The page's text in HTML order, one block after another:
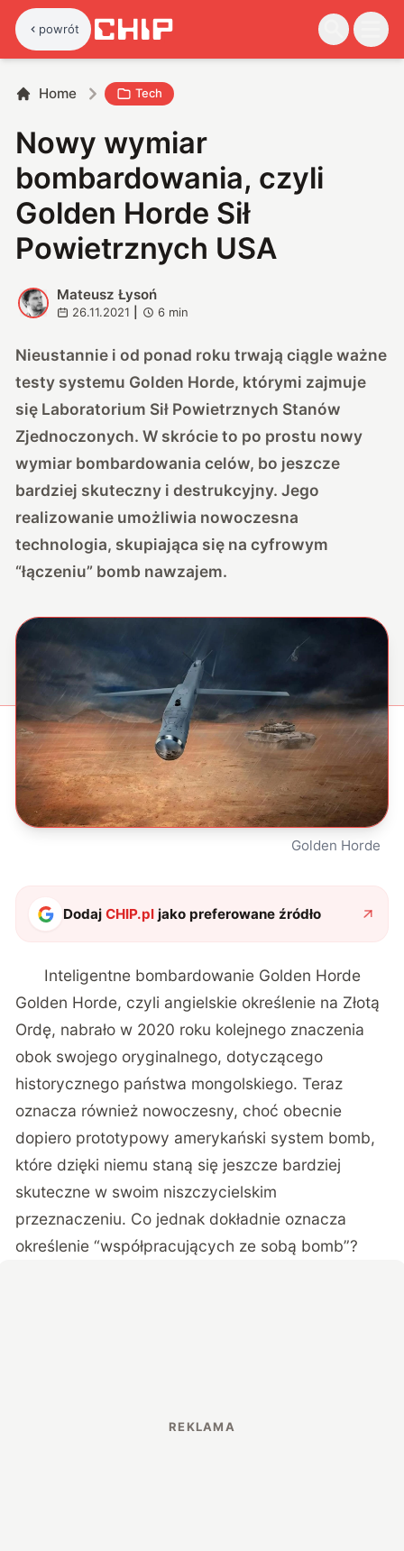
powrót
Home Tech
Nowy wymiar
bombardowania, czyli
Golden Horde Sił
Powietrznych USA
M
Mateusz Łysoń
26.11.2021 6 min
Nieustannie i od ponad roku trwają ciągle ważne
testy systemu Golden Horde, którymi zajmuje
się Laboratorium Sił Powietrznych Stanów
Zjednoczonych. W skrócie to po prostu nowy
wymiar bombardowania celów, bo jeszcze
bardziej skuteczny i destrukcyjny. Jego
realizowanie umożliwia nowoczesna
technologia, skupiająca się na cyfrowym
“łączeniu” bomb nawzajem.
Golden Horde
DodajCHIP.pl jako preferowane źródło
Inteligentne bombardowanie Golden Horde
Golden Horde, czyli angielskie określenie na Złotą
Ordę, nabrało w 2020 roku kolejnego znaczenia
obok swojego oryginalnego, dotyczącego
historycznego państwa mongolskiego. Teraz
oznacza również nowoczesny, choć obecnie
dopiero prototypowy amerykański system bomb,
które dzięki niemu staną się jeszcze bardziej
skuteczne w swoim niszczycielskim
przeznaczeniu. Co jednak dokładnie oznacza
określenie “współpracujących ze sobą bomb”?